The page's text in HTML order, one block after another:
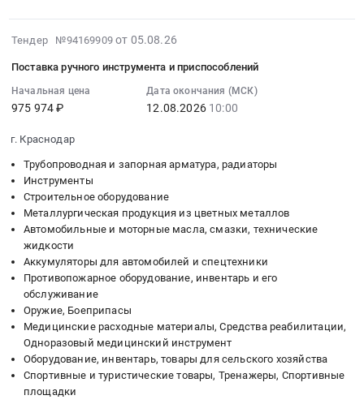
.736
Тендер №94169909от 05.08.26
Поставка ручного инструмента и приспособлений
г. Краснодар
Начальная цена
975 974 ₽
Дата окончания (МСК)
12.08.2026 10:00
Трубопроводная и запорная арматура, радиаторы
Инструменты
Строительное оборудование
Металлургическая продукция из цветных металлов
Автомобильные и моторные масла, смазки, технические
жидкости
Аккумуляторы для автомобилей и спецтехники
Противопожарное оборудование, инвентарь и его
обслуживание
Оружие, Боеприпасы
Медицинские расходные материалы, Средства реабилитации,
Одноразовый медицинский инструмент
Оборудование, инвентарь, товары для сельского хозяйства
Спортивные и туристические товары, Тренажеры, Спортивные
площадки